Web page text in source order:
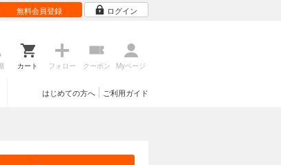
無料会員登録 ログイン
カート フォロー クーポン Myページ
ご利用ガイド
はじめての方へ